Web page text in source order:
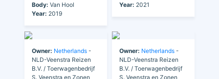
Body: Van Hool
Year: 2019
Year: 2021
Owner: Netherlands -
NLD-Veenstra Reizen
B.V. / Toerwagenbedrijf
S. Veenstra en Zonen
Owner: Netherlands -
NLD-Veenstra Reizen
B.V. / Toerwagenbedrijf
S. Veenstra en Zonen